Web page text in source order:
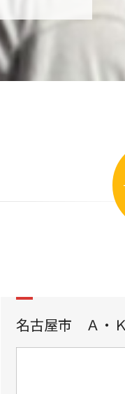
名古屋市 Ａ・